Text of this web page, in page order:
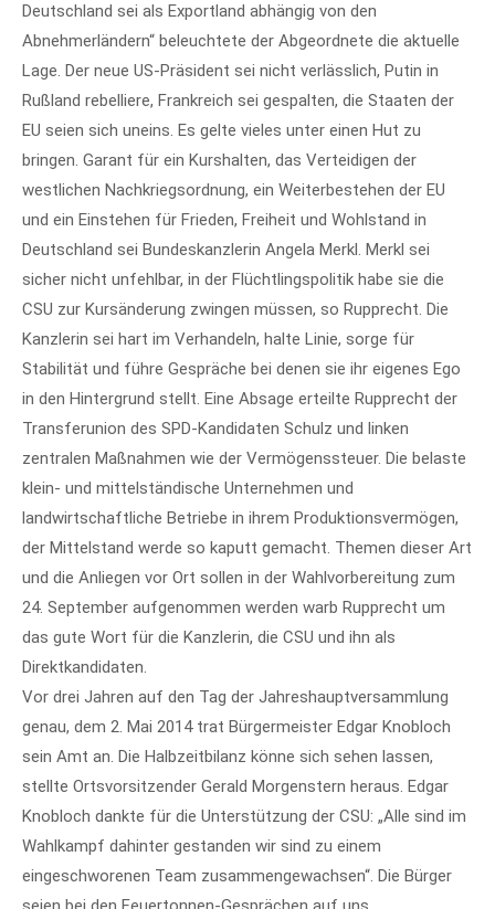
Deutschland sei als Exportland abhängig von den
Abnehmerländern“ beleuchtete der Abgeordnete die aktuelle
Lage. Der neue US-Präsident sei nicht verlässlich, Putin in
Rußland rebelliere, Frankreich sei gespalten, die Staaten der
EU seien sich uneins. Es gelte vieles unter einen Hut zu
bringen. Garant für ein Kurshalten, das Verteidigen der
westlichen Nachkriegsordnung, ein Weiterbestehen der EU
und ein Einstehen für Frieden, Freiheit und Wohlstand in
Deutschland sei Bundeskanzlerin Angela Merkl. Merkl sei
sicher nicht unfehlbar, in der Flüchtlingspolitik habe sie die
CSU zur Kursänderung zwingen müssen, so Rupprecht. Die
Kanzlerin sei hart im Verhandeln, halte Linie, sorge für
Stabilität und führe Gespräche bei denen sie ihr eigenes Ego
in den Hintergrund stellt. Eine Absage erteilte Rupprecht der
Transferunion des SPD-Kandidaten Schulz und linken
zentralen Maßnahmen wie der Vermögenssteuer. Die belaste
klein- und mittelständische Unternehmen und
landwirtschaftliche Betriebe in ihrem Produktionsvermögen,
der Mittelstand werde so kaputt gemacht. Themen dieser Art
und die Anliegen vor Ort sollen in der Wahlvorbereitung zum
24. September aufgenommen werden warb Rupprecht um
das gute Wort für die Kanzlerin, die CSU und ihn als
Direktkandidaten.
Vor drei Jahren auf den Tag der Jahreshauptversammlung
genau, dem 2. Mai 2014 trat Bürgermeister Edgar Knobloch
sein Amt an. Die Halbzeitbilanz könne sich sehen lassen,
stellte Ortsvorsitzender Gerald Morgenstern heraus. Edgar
Knobloch dankte für die Unterstützung der CSU: „Alle sind im
Wahlkampf dahinter gestanden wir sind zu einem
eingeschworenen Team zusammengewachsen“. Die Bürger